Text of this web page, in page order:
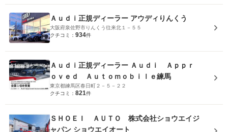
Ａｕｄｉ正規ディーラー アウディりんくう
大阪府泉佐野市りんくう往来北１－５５
クチコミ： 934件
Ａｕｄｉ正規ディーラー Ａｕｄｉ Ａｐｐｒ
ｏｖｅｄ Ａｕｔｏｍｏｂｉｌｅ練馬
東京都練馬区春日町２－５－２２
クチコミ： 821件
ＳＨＯＥＩ ＡＵＴＯ 株式会社ショウエイジ
ャパン ショウエイオート